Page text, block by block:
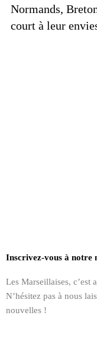
Normands,
court à leur
Inscrivez-vous à notre
Les Marseillaises, c’est
N’hésitez pas à nous
nouvelles !